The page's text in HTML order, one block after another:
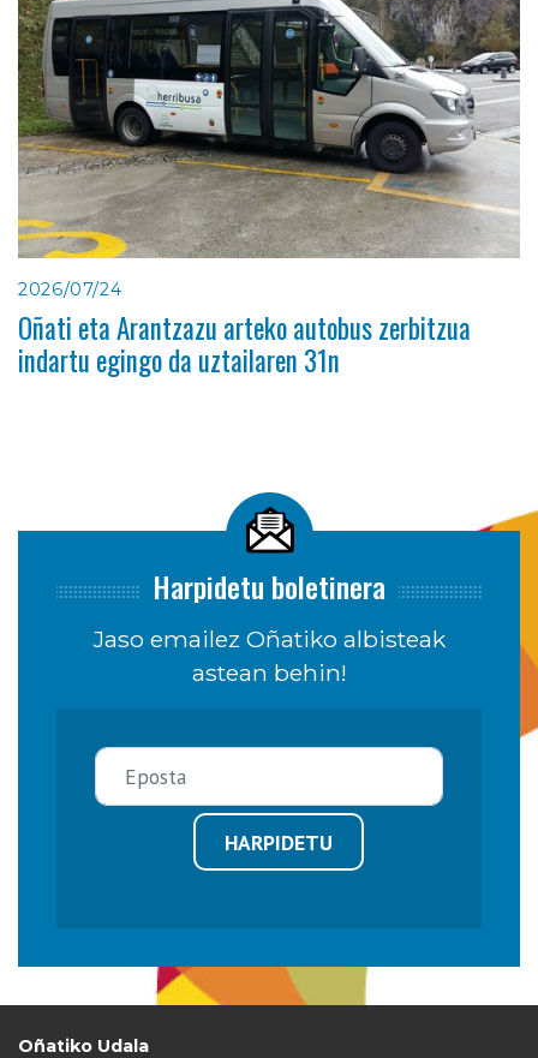
2026/07/24
Oñati eta Arantzazu arteko autobus zerbitzua
indartu egingo da uztailaren 31n
Harpidetu boletinera
Jaso emailez Oñatiko albisteak
astean behin!
HARPIDETU
Oñatiko Udala